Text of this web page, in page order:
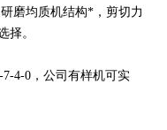
磨均质机结构*，剪切力
择。
7-4-0，公司有样机可实